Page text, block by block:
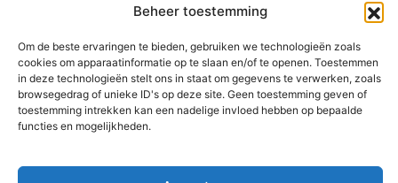
Beheer toestemming
Om de beste ervaringen te bieden, gebruiken we technologieën zoals
cookies om apparaatinformatie op te slaan en/of te openen. Toestemmen
in deze technologieën stelt ons in staat om gegevens te verwerken, zoals
browsegedrag of unieke ID's op deze site. Geen toestemming geven of
toestemming intrekken kan een nadelige invloed hebben op bepaalde
functies en mogelijkheden.
© 2014 – 2025
Ons privacybeleid